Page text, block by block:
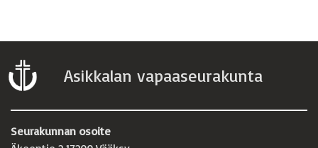
Asikkalan vapaaseurakunta
Seurakunnan osoite